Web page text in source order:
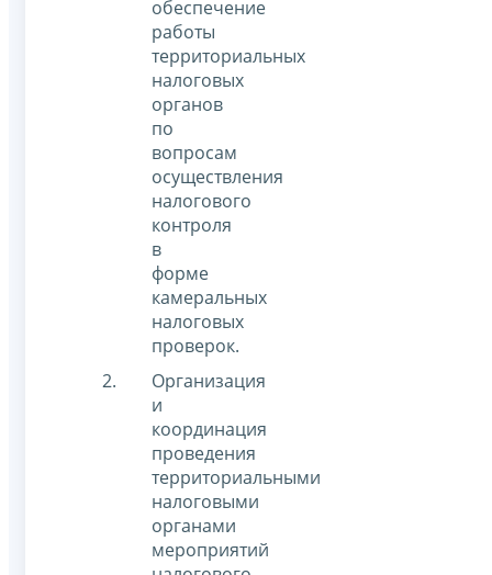
обеспечение
работы
территориальных
налоговых
органов
по
вопросам
осуществления
налогового
контроля
в
форме
камеральных
налоговых
проверок.
Организация
и
координация
проведения
территориальными
налоговыми
органами
мероприятий